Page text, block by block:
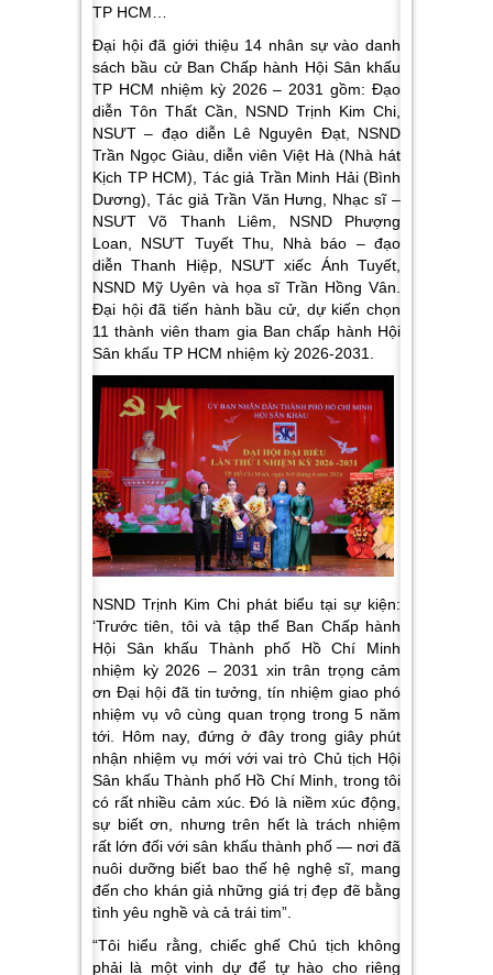
TP HCM…
Đại hội đã giới thiệu 14 nhân sự vào danh
sách bầu cử Ban Chấp hành Hội Sân khấu
TP HCM nhiệm kỳ 2026 – 2031 gồm: Đạo
diễn Tôn Thất Cần, NSND Trịnh Kim Chi,
NSƯT – đạo diễn Lê Nguyên Đạt, NSND
Trần Ngọc Giàu, diễn viên Việt Hà (Nhà hát
Kịch TP HCM), Tác giả Trần Minh Hải (Bình
Dương), Tác giả Trần Văn Hưng, Nhạc sĩ –
NSƯT Võ Thanh Liêm, NSND Phượng
Loan, NSƯT Tuyết Thu, Nhà báo – đạo
diễn Thanh Hiệp, NSƯT xiếc Ánh Tuyết,
NSND Mỹ Uyên và họa sĩ Trần Hồng Vân.
Đại hội đã tiến hành bầu cử, dự kiến chọn
11 thành viên tham gia Ban chấp hành Hội
Sân khấu TP HCM nhiệm kỳ 2026-2031.
NSND Trịnh Kim Chi phát biểu tại sự kiện:
‘Trước tiên, tôi và tập thể Ban Chấp hành
Hội Sân khấu Thành phố Hồ Chí Minh
nhiệm kỳ 2026 – 2031 xin trân trọng cảm
ơn Đại hội đã tin tưởng, tín nhiệm giao phó
nhiệm vụ vô cùng quan trọng trong 5 năm
tới. Hôm nay, đứng ở đây trong giây phút
nhận nhiệm vụ mới với vai trò Chủ tịch Hội
Sân khấu Thành phố Hồ Chí Minh, trong tôi
có rất nhiều cảm xúc. Đó là niềm xúc động,
sự biết ơn, nhưng trên hết là trách nhiệm
rất lớn đối với sân khấu thành phố — nơi đã
nuôi dưỡng biết bao thế hệ nghệ sĩ, mang
đến cho khán giả những giá trị đẹp đẽ bằng
tình yêu nghề và cả trái tim”.
“Tôi hiểu rằng, chiếc ghế Chủ tịch không
phải là một vinh dự để tự hào cho riêng